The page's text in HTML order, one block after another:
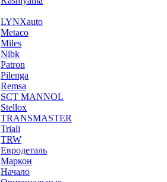
LYNXauto
Metaco
Miles
Nibk
Patron
Pilenga
Remsa
SCT MANNOL
Stellox
TRANSMASTER
Triali
TRW
Евродеталь
Маркон
Начало